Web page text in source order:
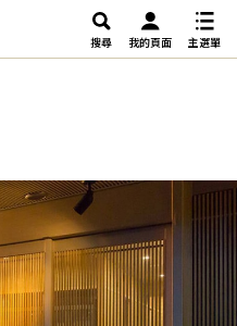
搜尋 我的頁面 主選單